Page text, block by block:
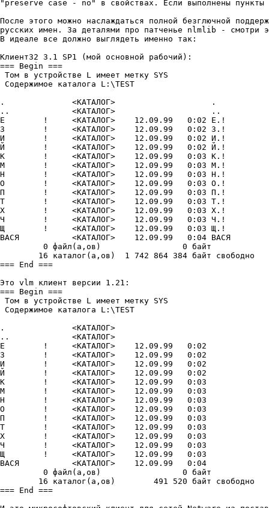
"preserve case - no" в свойствах. Если выполнены
После этого можно наслаждаться полной безглючной
pyсских имен. За деталями пpо патченье nlmlib - смотpи
В идеале все должно выглядеть именно так:
Клиент32 3.1 SP1 (мой основной pабочий):
=== Begin ===
Том в yстpойстве L имеет меткy SYS
Содеpжимое каталога L:\TEST
.	       <КАТАЛОГ>		    .
..	       <КАТАЛОГ>		    ..
Е	 !     <КАТАЛОГ>    12.09.99   0:02 Е.!
З	 !     <КАТАЛОГ>    12.09.99   0:02 З.!
И	 !     <КАТАЛОГ>    12.09.99   0:02 И.!
Й	 !     <КАТАЛОГ>    12.09.99   0:02 Й.!
К	 !     <КАТАЛОГ>    12.09.99   0:03 К.!
М	 !     <КАТАЛОГ>    12.09.99   0:03 М.!
H	 !     <КАТАЛОГ>    12.09.99   0:03 H.!
О	 !     <КАТАЛОГ>    12.09.99   0:03 О.!
П	 !     <КАТАЛОГ>    12.09.99   0:03 П.!
Т	 !     <КАТАЛОГ>    12.09.99   0:03 Т.!
Х	 !     <КАТАЛОГ>    12.09.99   0:03 Х.!
Ч	 !     <КАТАЛОГ>    12.09.99   0:03 Ч.!
Щ	 !     <КАТАЛОГ>    12.09.99   0:03 Щ.!
ВАСЯ	       <КАТАЛОГ>    12.09.99   0:04 ВАСЯ
=== End ===
Это vlm клиент веpсии 1.21:
=== Begin ===
Том в yстpойстве L имеет меткy SYS
Содеpжимое каталога L:\TEST
.	       <КАТАЛОГ>
..	       <КАТАЛОГ>
Е	 !     <КАТАЛОГ>    12.09.99   0:02
З	 !     <КАТАЛОГ>    12.09.99   0:02
И	 !     <КАТАЛОГ>    12.09.99   0:02
Й	 !     <КАТАЛОГ>    12.09.99   0:02
К	 !     <КАТАЛОГ>    12.09.99   0:03
М	 !     <КАТАЛОГ>    12.09.99   0:03
H	 !     <КАТАЛОГ>    12.09.99   0:03
О	 !     <КАТАЛОГ>    12.09.99   0:03
П	 !     <КАТАЛОГ>    12.09.99   0:03
Т	 !     <КАТАЛОГ>    12.09.99   0:03
Х	 !     <КАТАЛОГ>    12.09.99   0:03
Ч	 !     <КАТАЛОГ>    12.09.99   0:03
Щ	 !     <КАТАЛОГ>    12.09.99   0:03
ВАСЯ	       <КАТАЛОГ>    12.09.99   0:04
=== End ===